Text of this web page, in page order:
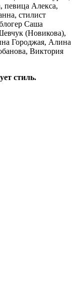
певица Алекса,
стилист
Саша
(Новикова),
Городжая, Алина
Виктория
стиль.